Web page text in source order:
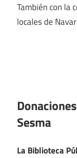
También con la
locales de
Sesma
La Biblioteca